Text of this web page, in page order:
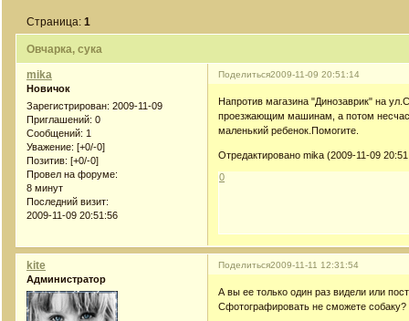
Овчарка, сука
Страница:1
Поделиться2009-11-09 20:51:14
mika
Новичок
Зарегистрирован: 2009-11-09
Приглашений: 0
Сообщений: 1
Уважение: [+0/-0]
Позитив: [+0/-0]
Провел на форуме:
8 минут
Последний визит:
2009-11-09 20:51:56
Напротив магазина "Динозаврик" на
проезжающим машинам, а потом
маленький ребенок.Помогите.
Отредактировано mika (2009-11-09
0
Поделиться2009-11-11 12:31:54
kite
Администратор
А вы ее только один раз видели или
Сфотографировать не сможете собаку?